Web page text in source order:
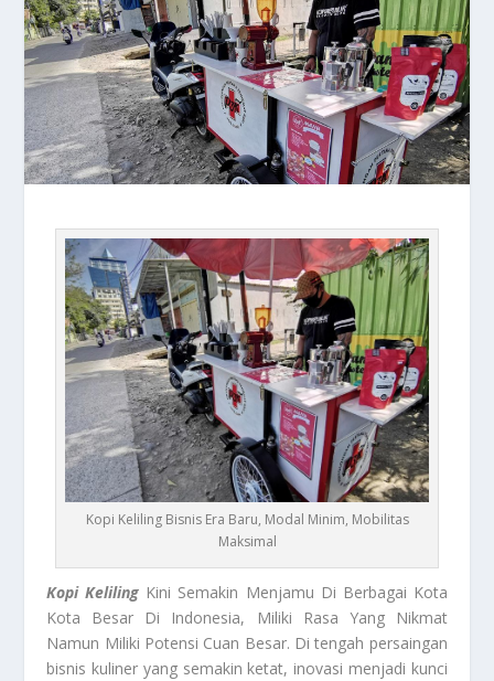
Kopi Keliling Bisnis Era Baru, Modal Minim, Mobilitas
Maksimal
Kopi Keliling Kini Semakin Menjamu Di Berbagai Kota
Kota Besar Di Indonesia, Miliki Rasa Yang Nikmat
Namun Miliki Potensi Cuan Besar. Di tengah persaingan
bisnis kuliner yang semakin ketat, inovasi menjadi kunci